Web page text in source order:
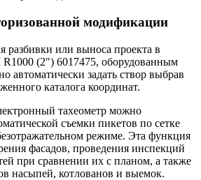
модификации
разбивки или выноса проекта в
R1000 (2") 6017475, оборудованным
автоматически задать створ выбрав
каталога координат.
тахеометр можно
съемки пикетов по сетке
режиме. Эта функция
фасадов, проведения инспекций
при сравнении их с планом, а также
насыпей, котлованов и выемок.